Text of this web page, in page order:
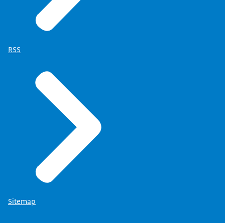
RSS
Sitemap